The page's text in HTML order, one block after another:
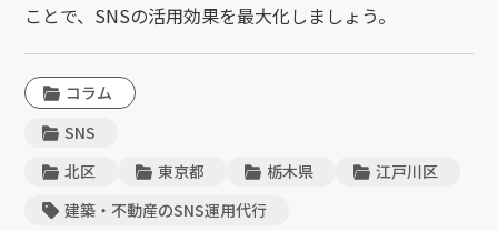
ことで、SNSの活用効果を最大化しましょう。
コラム
SNS
北区
東京都 栃木県
江戸川区
建築・不動産のSNS運用代行